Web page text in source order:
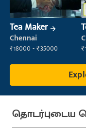
Tea Maker
Chennai
₹18000 - ₹35000
தொடர்புடைய